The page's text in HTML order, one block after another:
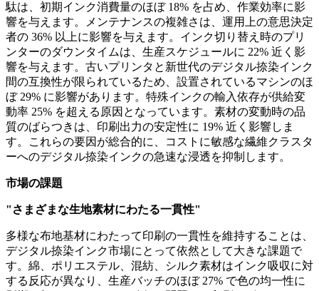
駄は、初期インク消費量のほぼ 18% を占め、作業効率に影
響を与えます。メンテナンスの複雑さは、運用上の意思決定
者の 36% 以上に影響を与えます。インク切り替え時のプリ
ンターのダウンタイムは、生産スケジュールに 22% 近く影
響を与えます。古いプリンタと新世代のデジタル捺染インク
間の互換性が限られているため、設置されているマシンのほ
ぼ 29% に影響があります。特殊インクの輸入依存が供給変
動率 25% を超える原因となっています。素材の変動時の品
質のばらつきは、印刷出力の安定性に 19% 近く影響しま
す。これらの要因が総合的に、コストに敏感な繊維クラスタ
ーへのデジタル捺染インクの急速な浸透を抑制します。
市場の課題
"さまざまな生地素材にわたる一貫性"
多様な布地基材にわたって印刷の一貫性を維持することは、
デジタル捺染インク市場にとって依然として大きな課題で
す。綿、ポリエステル、混紡、シルク素材はインク吸収に対
する反応が異なり、生産バッチのほぼ 27% で色の均一性に